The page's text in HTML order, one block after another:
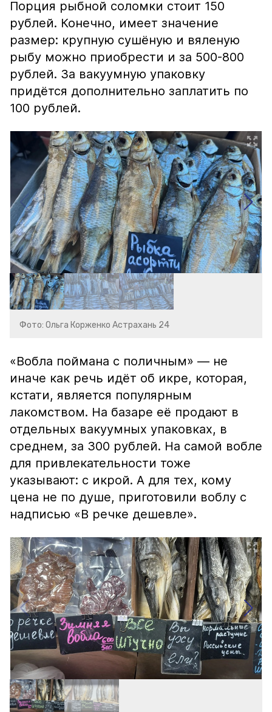
Порция рыбной соломки стоит 150
рублей. Конечно, имеет значение
размер: крупную сушёную и вяленую
рыбу можно приобрести и за 500-800
рублей. За вакуумную упаковку
придётся дополнительно заплатить по
100 рублей.
Фото: Ольга Корженко Астрахань 24
«Вобла поймана с поличным» — не
иначе как речь идёт об икре, которая,
кстати, является популярным
лакомством. На базаре её продают в
отдельных вакуумных упаковках, в
среднем, за 300 рублей. На самой вобле
для привлекательности тоже
указывают: с икрой. А для тех, кому
цена не по душе, приготовили воблу с
надписью «В речке дешевле».